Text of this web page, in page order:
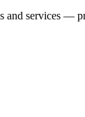
and services —